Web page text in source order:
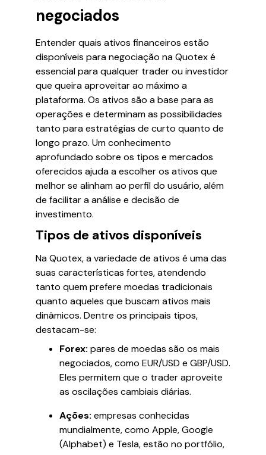
negociados
Entender quais ativos financeiros estão
disponíveis para negociação na Quotex é
essencial para qualquer trader ou investidor
que queira aproveitar ao máximo a
plataforma. Os ativos são a base para as
operações e determinam as possibilidades
tanto para estratégias de curto quanto de
longo prazo. Um conhecimento
aprofundado sobre os tipos e mercados
oferecidos ajuda a escolher os ativos que
melhor se alinham ao perfil do usuário, além
de facilitar a análise e decisão de
investimento.
Tipos de ativos disponíveis
Na Quotex, a variedade de ativos é uma das
suas características fortes, atendendo
tanto quem prefere moedas tradicionais
quanto aqueles que buscam ativos mais
dinâmicos. Dentre os principais tipos,
destacam-se:
Forex: pares de moedas são os mais
negociados, como EUR/USD e GBP/USD.
Eles permitem que o trader aproveite
as oscilações cambiais diárias.
Ações: empresas conhecidas
mundialmente, como Apple, Google
(Alphabet) e Tesla, estão no portfólio,